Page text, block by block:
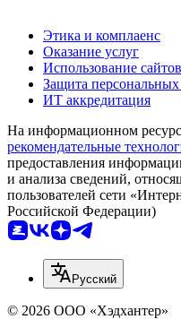
Этика и комплаенс
Оказание услуг
Использование сайтов
Защита
ИТ аккредитация
На информационном
рекомендательные
предоставления
и анализа сведений,
пользователей сети
Российской Федерации)
Русский
© 2026 ООО «Хэдхантер»